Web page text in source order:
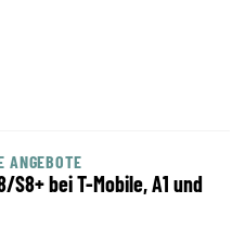
ANGEBOTE
S8+ bei T-Mobile, A1 und